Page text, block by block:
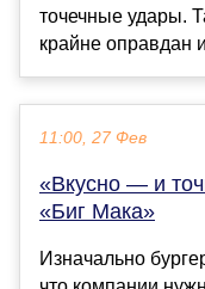
точечные удары.
крайне оправдан
11:00, 27 Фев
«Вкусно — и
«Биг Мака»
Изначально